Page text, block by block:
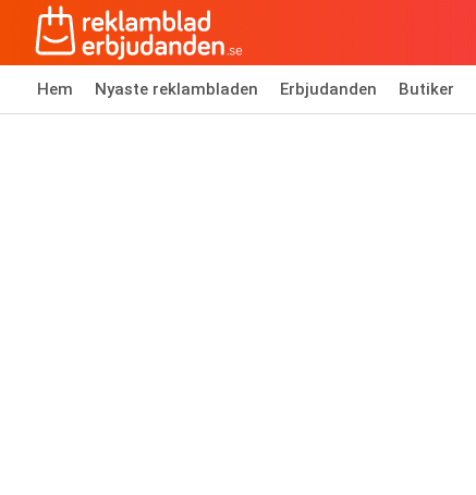
Hem Nyaste reklambladen Erbjudanden Butiker